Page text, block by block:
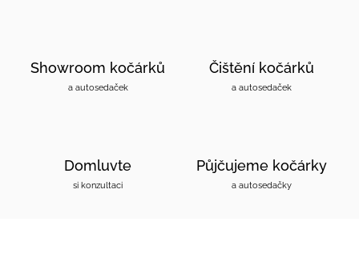
Showroom kočárků
a autosedaček
Čištění kočárků
a autosedaček
Domluvte
si konzultaci
Půjčujeme kočárky
a autosedačky